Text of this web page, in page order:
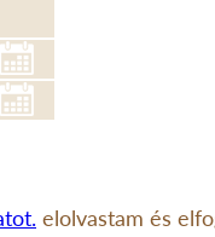
elolvastam és